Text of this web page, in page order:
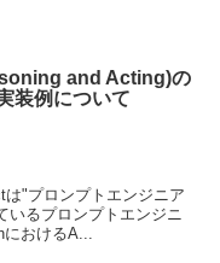
and Acting)の
装例について
"プロンプトエンジニア
いるプロンプトエンジニ
おけるA...